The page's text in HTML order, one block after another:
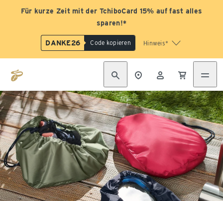
Für kurze Zeit mit der TchiboCard 15% auf fast alles
sparen!*
DANKE26 Code kopieren Hinweis*